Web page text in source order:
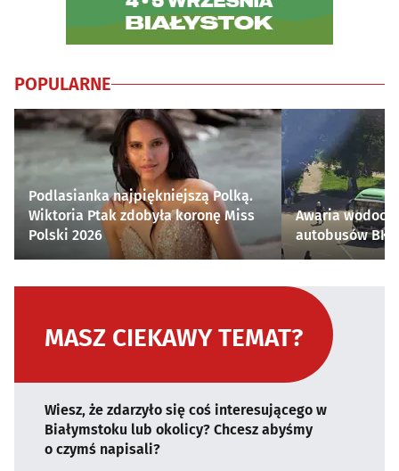
POPULARNE
Podlasianka najpiękniejszą Polką.
Wiktoria Ptak zdobyła koronę Miss
Polski 2026
Awaria
autobusów
MASZ CIEKAWY TEMAT?
Wiesz, że zdarzyło się coś interesującego w
Białymstoku lub okolicy? Chcesz abyśmy
o czymś napisali?